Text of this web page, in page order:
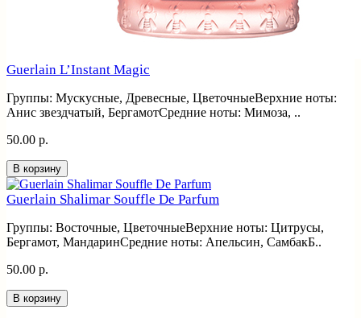
Guerlain L’Instant Magic
Группы: Мускусные, Древесные, ЦветочныеВерхние ноты:
Анис звездчатый, БергамотСредние ноты: Мимоза, ..
50.00 р.
В корзину
Guerlain Shalimar Souffle De Parfum
Группы: Восточные, ЦветочныеВерхние ноты: Цитрусы,
Бергамот, МандаринСредние ноты: Апельсин, СамбакБ..
50.00 р.
В корзину